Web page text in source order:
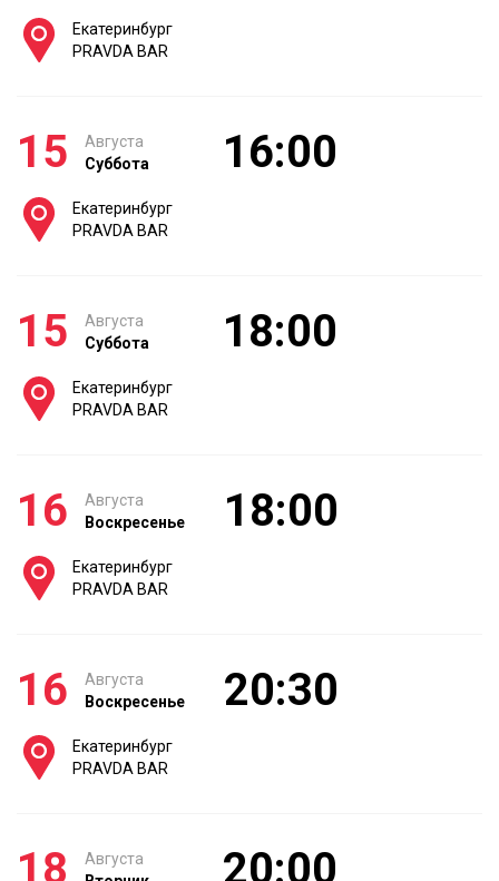
Екатеринбург
PRAVDA BAR
15
Августа
Суббота
16:00
Екатеринбург
PRAVDA BAR
15
Августа
Суббота
18:00
Екатеринбург
PRAVDA BAR
16
Августа
Воскресенье
18:00
Екатеринбург
PRAVDA BAR
16
Августа
Воскресенье
20:30
Екатеринбург
PRAVDA BAR
18
Августа
20:00